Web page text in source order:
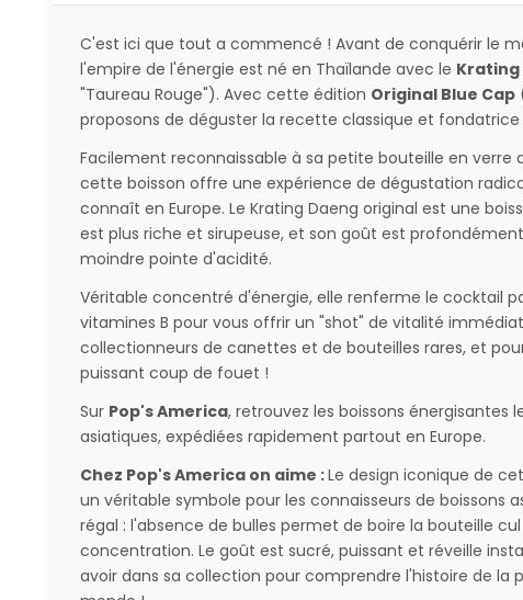
C'est ici que tout a commencé ! Avant de conquérir le
l'empire de l'énergie est né en Thaïlande avec le Krating
"Taureau Rouge"). Avec cette édition Original Blue Cap
proposons de déguster la recette classique et
Facilement reconnaissable à sa petite bouteille en
cette boisson offre une expérience de dégustation
connaît en Europe. Le Krating Daeng original est une
est plus riche et sirupeuse, et son goût est
moindre pointe d'acidité.
Véritable concentré d'énergie, elle renferme le cocktail
vitamines B pour vous offrir un "shot" de vitalité
collectionneurs de canettes et de bouteilles rares, et
puissant coup de fouet !
Sur Pop's America, retrouvez les boissons énergisantes
asiatiques, expédiées rapidement partout en Europe.
Chez Pop's America on aime :Le design iconique de
un véritable symbole pour les connaisseurs de boissons
régal : l'absence de bulles permet de boire la bouteille
concentration. Le goût est sucré, puissant et réveille
avoir dans sa collection pour comprendre l'histoire de la